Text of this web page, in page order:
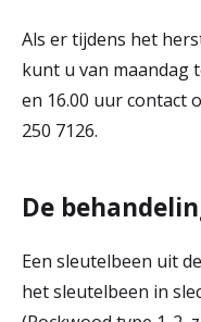
Als er tijdens het
kunt u van maandag
en 16.00 uur contact
250 7126.
De
Een sleutelbeen uit
het sleutelbeen in